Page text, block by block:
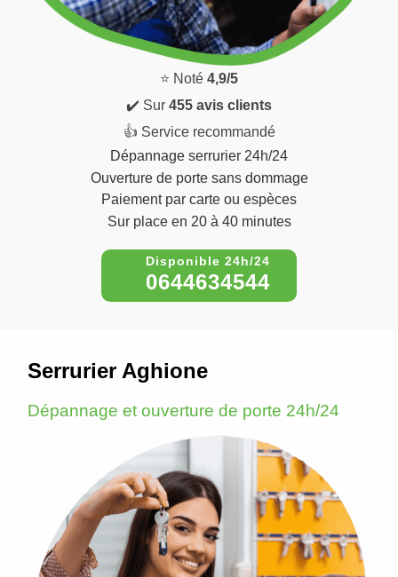
⭐ Noté 4,9/5
✔️ Sur 455 avis clients
👍 Service recommandé
Dépannage serrurier 24h/24
Ouverture de porte sans dommage
Paiement par carte ou espèces
Sur place en 20 à 40 minutes
0644634544
Serrurier Aghione
Dépannage et ouverture de porte 24h/24